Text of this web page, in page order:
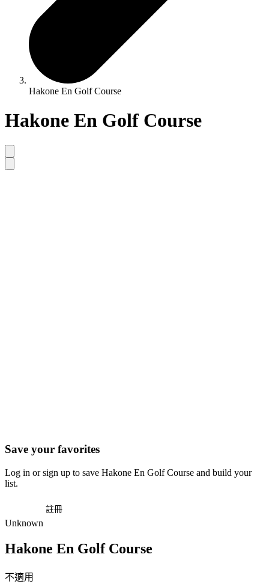
Hakone En Golf Course
Hakone En Golf Course
Save your favorites
Log in or sign up to save Hakone En Golf Course and build your
list.
註冊
Unknown
Hakone En Golf Course
不適用